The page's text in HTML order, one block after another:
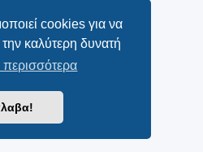
cookies για να
την καλύτερη δυνατή
περισσότερα